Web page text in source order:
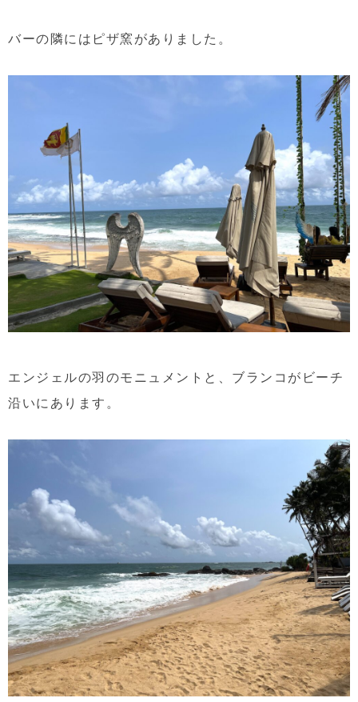
バーの隣にはピザ窯がありました。
エンジェルの羽のモニュメントと、ブランコがビーチ
沿いにあります。